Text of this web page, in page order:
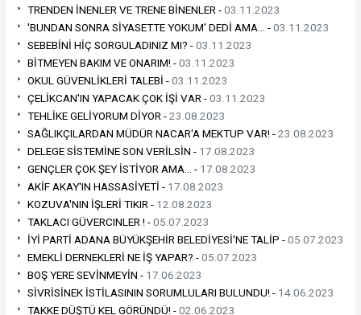
TRENDEN İNENLER VE TRENE BİNENLER -03.11.2023
'BUNDAN SONRA SİYASETTE YOKUM' DEDİ AMA… -03.11.2023
SEBEBİNİ HİÇ SORGULADINIZ MI? -03.11.2023
BİTMEYEN BAKIM VE ONARIM! -03.11.2023
OKUL GÜVENLİKLERİ TALEBİ -03.11.2023
ÇELİKCAN'IN YAPACAK ÇOK İŞİ VAR -03.11.2023
TEHLİKE GELİYORUM DİYOR -23.08.2023
SAĞLIKÇILARDAN MÜDÜR NACAR'A MEKTUP VAR! -23.08.2023
DELEGE SİSTEMİNE SON VERİLSİN - 17.08.2023
GENÇLER ÇOK ŞEY İSTİYOR AMA… - 17.08.2023
AKİF AKAY'IN HASSASİYETİ - 17.08.2023
KOZUVA'NIN İŞLERİ TIKIR - 12.08.2023
TAKLACI GÜVERCINLER ! -05.07.2023
İYİ PARTİ ADANA BÜYÜKŞEHİR BELEDİYESİ'NE TALİP -05.07.2023
EMEKLİ DERNEKLERİ NE İŞ YAPAR? -05.07.2023
BOŞ YERE SEVİNMEYİN - 17.06.2023
SİVRİSİNEK İSTİLASININ SORUMLULARI BULUNDU! - 14.06.2023
TAKKE DÜŞTÜ KEL GÖRÜNDÜ! -02.06.2023